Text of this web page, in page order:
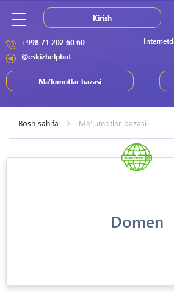
+998 71 202 60 60
@eskizhelpbot
Ma’lumotlar bazasi
Kirish
Bosh sahifa Ma’lumotlar bazasi
Domen